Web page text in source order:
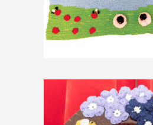
ARAZZO